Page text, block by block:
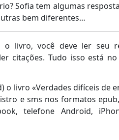
Sofia tem algumas
bem diferentes…
livro, você deve ler seu
citações. Tudo isso está
o livro «Verdades difíceis de
e sms nos formatos
telefone Android,